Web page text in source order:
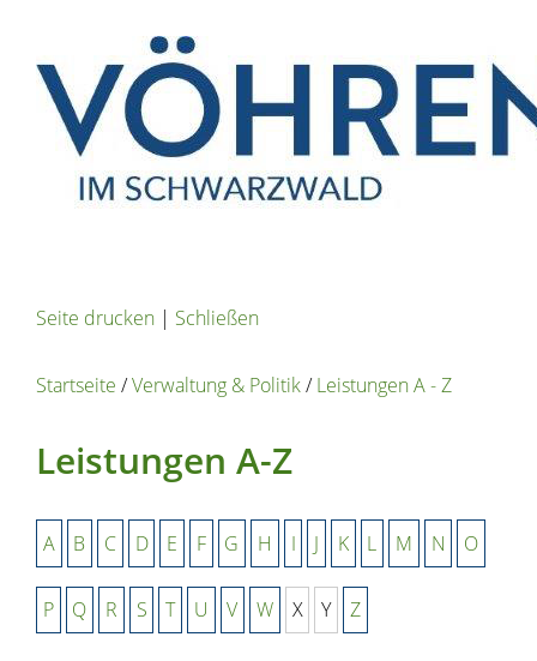
Seite drucken | Schließen
Startseite /Verwaltung & Politik/Leistungen A - Z
Leistungen A-Z
A B C D E F G H I J K L M N O
P Q R S T U V W X Y Z